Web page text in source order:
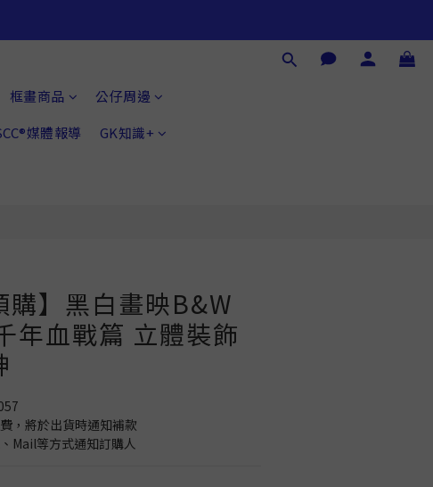
框畫商品
公仔周邊
媒體報導
GK知識+
購】黑白畫映B&W
年血戰篇 立體裝飾
，將於出貨時通知補款
Mail等方式通知訂購人
立即購買